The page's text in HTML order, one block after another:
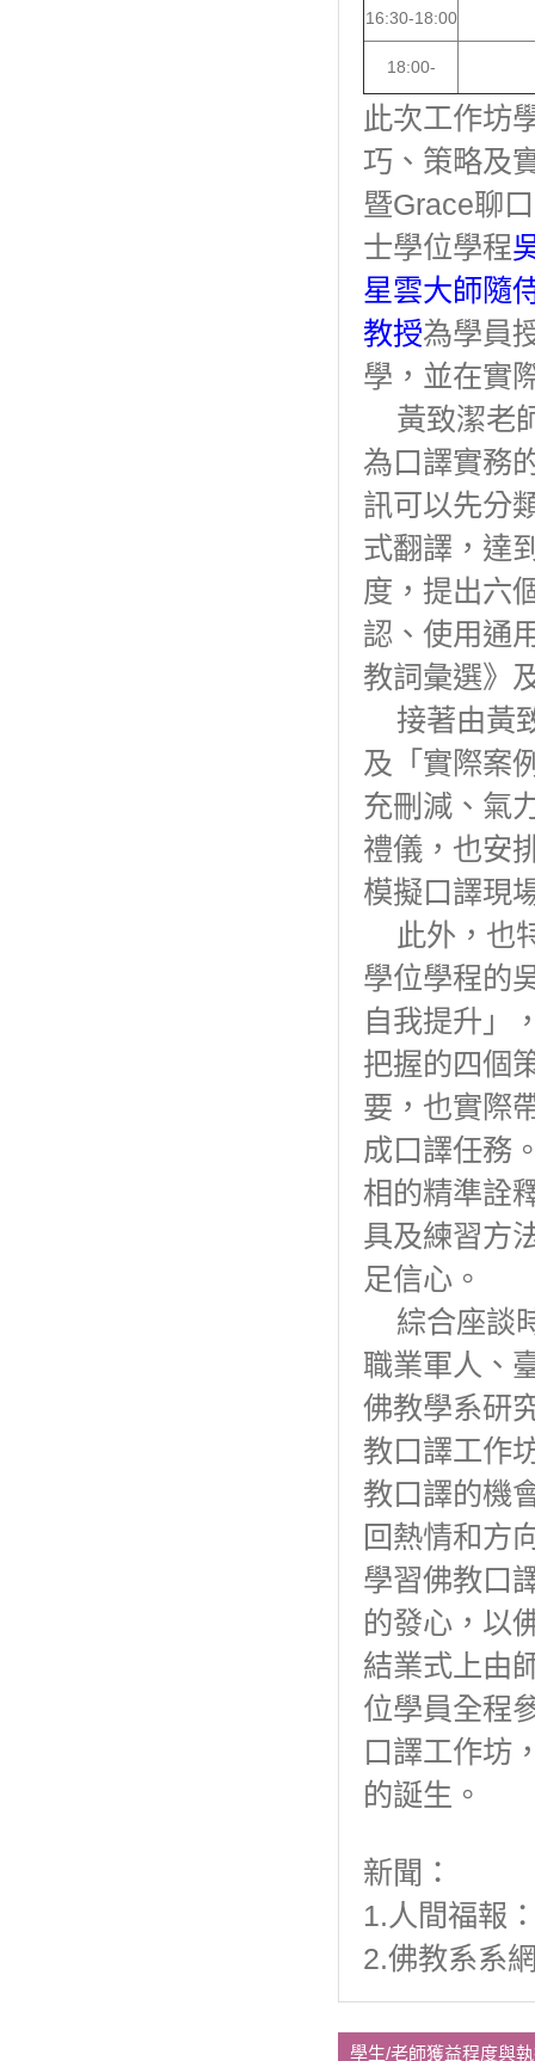
16:30-18:00
18:00-
此次工作坊
巧、策略及
暨Grace聊
士學位學程
星雲大師隨
教授為學員
學，並在實
黃致潔老
為口譯實務
訊可以先分
式翻譯，達
度，提出六
認、使用通
教詞彙選》
接著由黃
及「實際案
充刪減、氣
禮儀，也安
模擬口譯現
此外，也
學位學程的
自我提升」
把握的四個
要，也實際
成口譯任務
相的精準詮
具及練習方
足信心。
綜合座談
職業軍人、
佛教學系研
教口譯工作
教口譯的機
回熱情和方
學習佛教口
的發心，以
結業式上由
位學員全程
口譯工作坊
的誕生。
新聞：
1.人間福報
2.佛教系系
學生/老師獲益程度與